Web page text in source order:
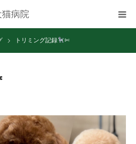
病院
トリミング記録 ✄